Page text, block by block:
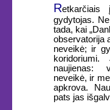
Retkarčiais
gydytojas.
tada, kai
observatorija
neveikė; ir
naujienas:
neveikė, ir
apkrova.
pats jas